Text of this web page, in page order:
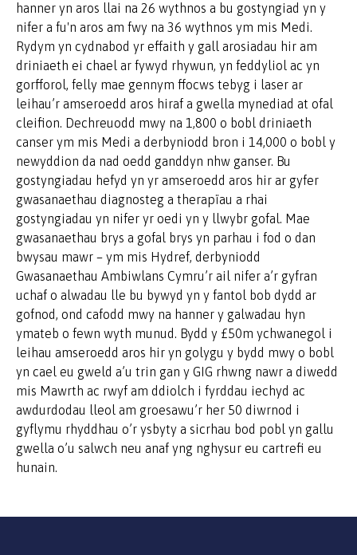
hanner yn aros llai na 26 wythnos a bu gostyngiad yn y
nifer a fu'n aros am fwy na 36 wythnos ym mis Medi.
Rydym yn cydnabod yr effaith y gall arosiadau hir am
driniaeth ei chael ar fywyd rhywun, yn feddyliol ac yn
gorfforol, felly mae gennym ffocws tebyg i laser ar
leihau’r amseroedd aros hiraf a gwella mynediad at ofal
cleifion. Dechreuodd mwy na 1,800 o bobl driniaeth
canser ym mis Medi a derbyniodd bron i 14,000 o bobl y
newyddion da nad oedd ganddyn nhw ganser. Bu
gostyngiadau hefyd yn yr amseroedd aros hir ar gyfer
gwasanaethau diagnosteg a therapïau a rhai
gostyngiadau yn nifer yr oedi yn y llwybr gofal. Mae
gwasanaethau brys a gofal brys yn parhau i fod o dan
bwysau mawr – ym mis Hydref, derbyniodd
Gwasanaethau Ambiwlans Cymru’r ail nifer a’r gyfran
uchaf o alwadau lle bu bywyd yn y fantol bob dydd ar
gofnod, ond cafodd mwy na hanner y galwadau hyn
ymateb o fewn wyth munud. Bydd y £50m ychwanegol i
leihau amseroedd aros hir yn golygu y bydd mwy o bobl
yn cael eu gweld a’u trin gan y GIG rhwng nawr a diwedd
mis Mawrth ac rwyf am ddiolch i fyrddau iechyd ac
awdurdodau lleol am groesawu’r her 50 diwrnod i
gyflymu rhyddhau o’r ysbyty a sicrhau bod pobl yn gallu
gwella o’u salwch neu anaf yng nghysur eu cartrefi eu
hunain.